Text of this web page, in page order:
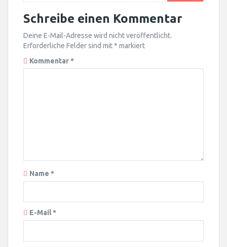
Schreibe einen Kommentar
Deine E-Mail-Adresse wird nicht veröffentlicht.
Erforderliche Felder sind mit* markiert
Kommentar*
Name *
E-Mail*